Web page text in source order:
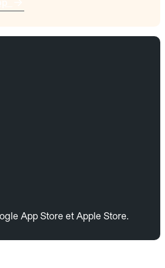
App Store et Apple Store.